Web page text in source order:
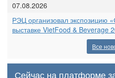
07.08.2026
РЭЦ организовал экспозицию
выставке VietFood & Beverage
Все
Сейчас на платформе